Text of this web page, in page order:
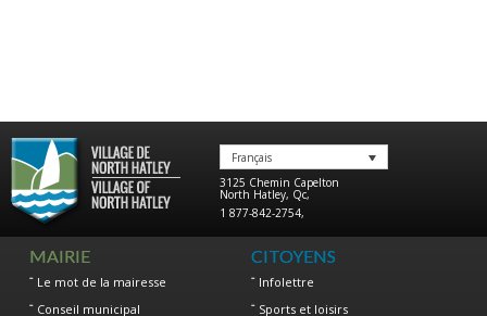
Français
3125 Chemin Capelton
North Hatley, Qc,
1 877-842-2754,
MAIRIE
Le mot de la mairesse
Conseil municipal
CITOYENS
Infolettre
Sports et loisirs